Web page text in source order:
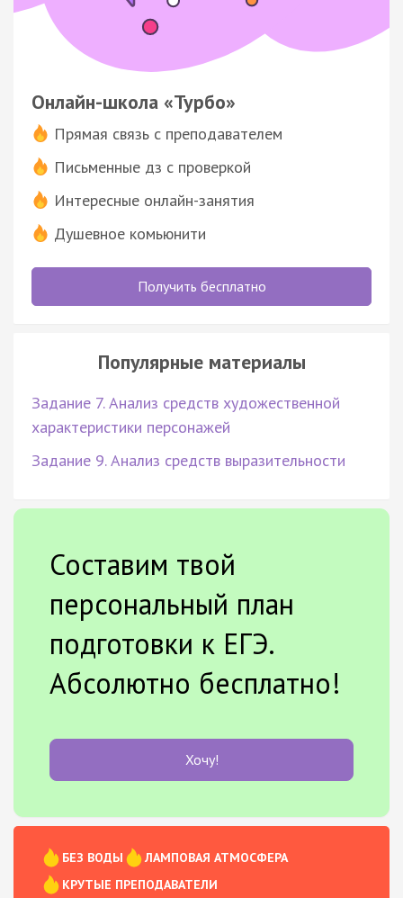
Онлайн-школа «Турбо»
Прямая связь с преподавателем
Письменные дз с проверкой
Интересные онлайн-занятия
Душевное комьюнити
Получить бесплатно
Популярные материалы
Задание 7. Анализ средств художественной
характеристики персонажей
Задание 9. Анализ средств выразительности
Составим твой
персональный план
подготовки к ЕГЭ.
Абсолютно бесплатно!
Хочу!
БЕЗ ВОДЫ
ЛАМПОВАЯ АТМОСФЕРА
КРУТЫЕ ПРЕПОДАВАТЕЛИ